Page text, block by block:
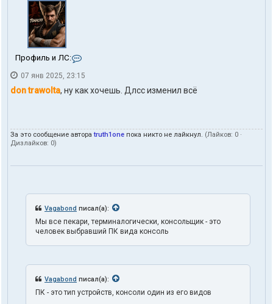
Профиль и ЛС:
н
т
а
п
ь
в
т
е
л
r
t
h
07 янв 2025, 23:15
don trawolta, ну как хочешь. Длсс изменил всё
За это сообщение автораtruth1one пока никто не лайкнул. (Лайков: 0 ·
Дизлайков: 0)
Vagabond писал(а):
Мы все пекари, терминалогически, консольщик - это
человек выбравший ПК вида консоль
Vagabond писал(а):
ПК - это тип устройств, консоли один из его видов